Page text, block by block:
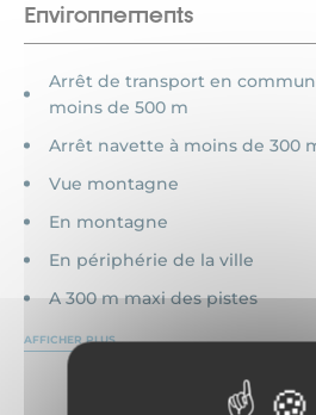
Environnements
Arrêt de transport en
moins de 500 m
Arrêt navette à moins de 300
Vue montagne
En montagne
En périphérie de la ville
A 300 m maxi des pistes
AFFICHER PLUS